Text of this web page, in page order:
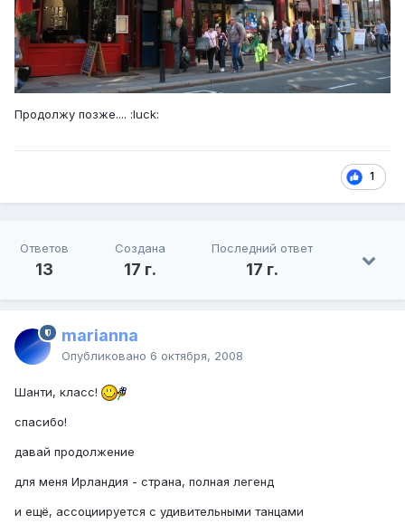
Продолжу позже.... :luck:
1
Ответов
13
Создана
17 г.
Последний ответ
17 г.
marianna
Опубликовано 6 октября, 2008
Шанти, класс!
спасибо!
давай продолжение
для меня Ирландия - страна, полная легенд
и ещё, ассоциируется с удивительными танцами